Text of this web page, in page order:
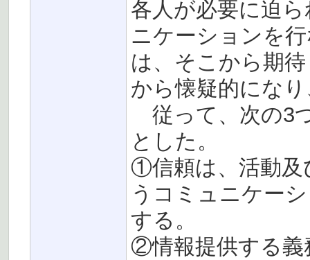
各人が必要に迫
ニケーションを
は、そこから期
から懐疑的にな
従って、次の3
とした。
①信頼は、活動及
うコミュニケー
する。
②情報提供する義